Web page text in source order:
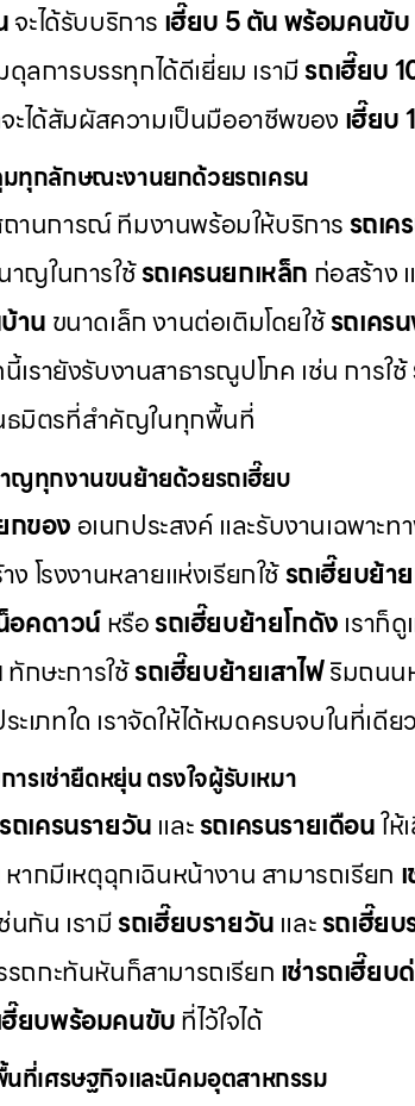
จะได้รับบริการ เฮี๊ยบ 5 ตัน พร้อมคนขับ
ลการบรรทุกได้ดีเยี่ยม เรามีรถเฮี๊ยบ
ได้สัมผัสความเป็นมืออาชีพของ เฮี๊ยบ
ทุกลักษณะงานยกด้วยรถเครน
ถานการณ์ ทีมงานพร้อมให้บริการรถเ
าญในการใช้รถเครนยกเหล็ก ก่อสร้าง
าน ขนาดเล็ก งานต่อเติมโดยใช้รถเคร
เรายังรับงานสาธารณูปโภค เช่น การใช้
มิตรที่สำคัญในทุกพื้นที่
ญทุกงานขนย้ายด้วยรถเฮี๊ยบ
กของ อเนกประสงค์ และรับงานเฉพาะท
โรงงานหลายแห่งเรียกใช้รถเฮี๊ยบย้า
อคดาวน์หรือรถเฮี๊ยบย้ายโกดัง เราก็
ทักษะการใช้รถเฮี๊ยบย้ายเสาไฟริมถนน
ะเภทใด เราจัดให้ได้หมดครบจบในที่เดียว
ารเช่ายืดหยุ่น ตรงใจผู้รับเหมา
รถเครนรายวัน และรถเครนรายเดือนให้
กมีเหตุฉุกเฉินหน้างาน สามารถเรียก
นกัน เรามีรถเฮี๊ยบรายวัน และรถเฮี๊ยบ
ถกะทันหันก็สามารถเรียก เช่ารถเฮี๊ยบ
ฮี๊ยบพร้อมคนขับที่ไว้ใจได้
ที่เศรษฐกิจและนิคมอุตสาหกรรม